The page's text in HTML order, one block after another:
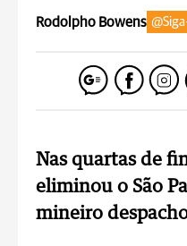
Rodolpho Bowens
Nas quartas de
eliminou o São
mineiro